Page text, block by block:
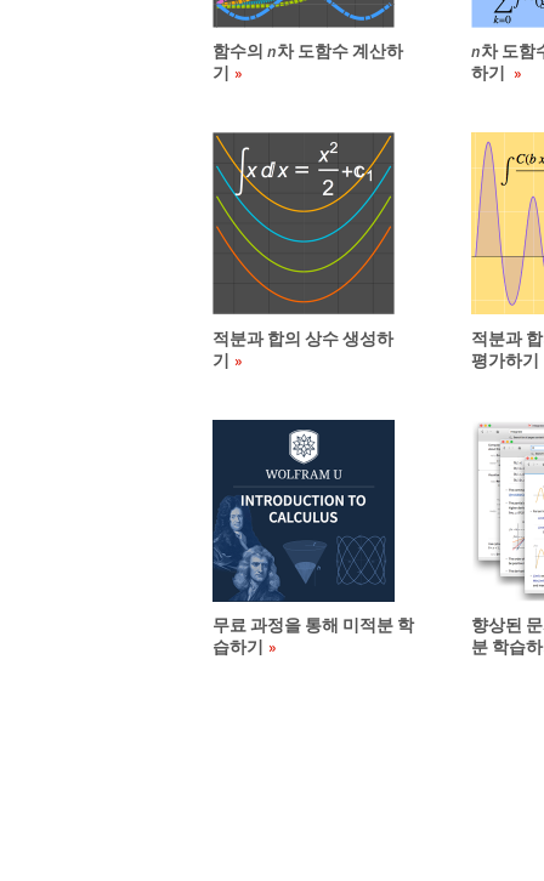
함수의 n차 도함수 계산하
기
n차 도함
하기
적분과 합의 상수 생성하
기
적분과
평가하기
무료 과정을 통해 미적분 학
습하기
향상된
분 학습